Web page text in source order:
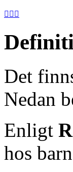
  
Det
Nedan
Enligt
hos